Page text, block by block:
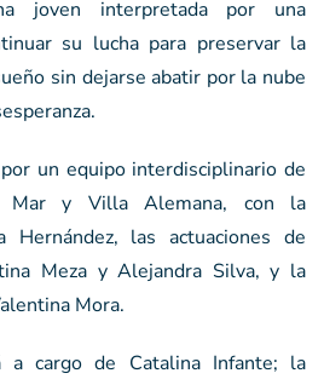
joven interpretada por una
su lucha para preservar la
sin dejarse abatir por la nube
un equipo interdisciplinario de
Mar y Villa Alemana, con la
Hernández, las actuaciones de
Meza y Alejandra Silva, y la
Mora.
a cargo de Catalina Infante; la